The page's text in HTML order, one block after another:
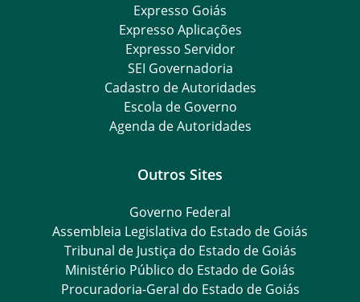
Expresso Goiás
Expresso Aplicações
Expresso Servidor
SEI Governadoria
Cadastro de Autoridades
Escola de Governo
Agenda de Autoridades
Outros Sites
Governo Federal
Assembleia Legislativa do Estado de Goiás
Tribunal de Justiça do Estado de Goiás
Ministério Público do Estado de Goiás
Procuradoria-Geral do Estado de Goiás